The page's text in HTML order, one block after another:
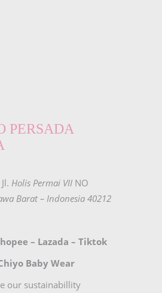
PERSADA
Jl. Holis Permai VII NO
Barat – Indonesia 40212
– Lazada – Tiktok
Baby Wear
our sustainabillity